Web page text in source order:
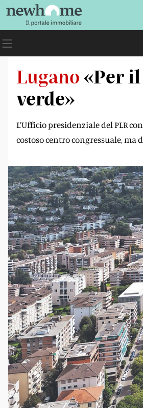
Lugano «Per
verde»
L’Ufficio presidenziale del PLR
costoso centro congressuale,